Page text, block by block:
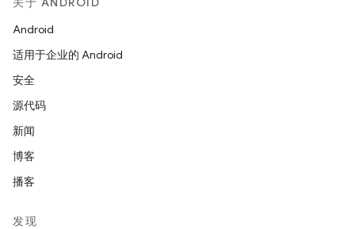
Android
适用于企业的 Android
安全
源代码
新闻
博客
播客
发现